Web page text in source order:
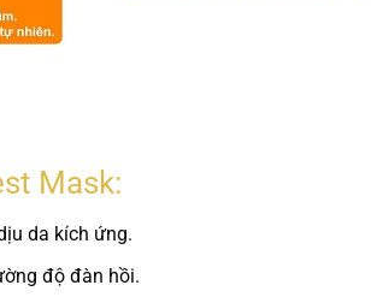
Mask:
da kích ứng.
độ đàn hồi.